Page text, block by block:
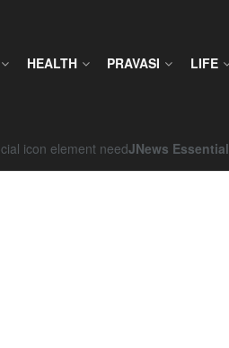
HEALTH PRAVASI LIFE
icon element needJNews Essential